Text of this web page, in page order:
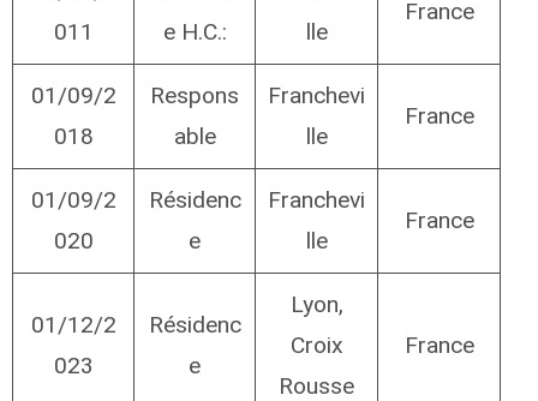
011
e H.C.:
lle
France
01/09/2
018
Respons
able
Franchevi
lle
France
01/09/2
020
Résidenc
e
Franchevi
lle
France
01/12/2
023
Résidenc
e
Lyon,
Croix
Rousse
France